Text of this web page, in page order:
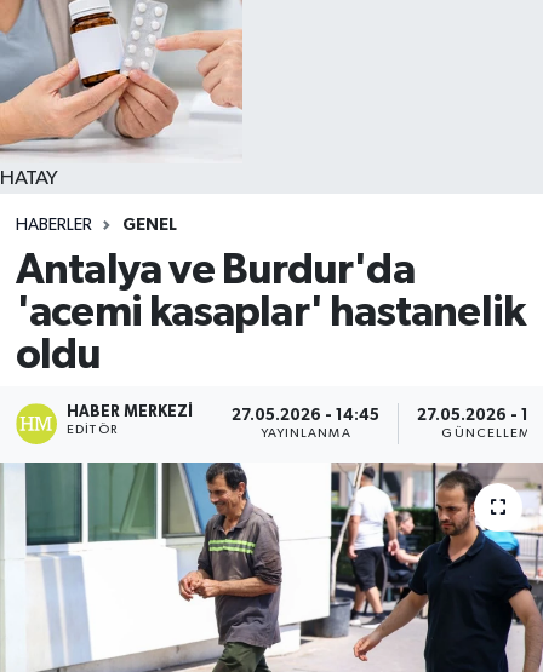
HATAY
HABERLER GENEL
Antalya ve Burdur'da
'acemi kasaplar' hastanelik
oldu
HABER MERKEZI
EDITÖR
27.05.2026 - 14:45
YAYINLANMA
27.05.2026 -
GÜNCELLEME